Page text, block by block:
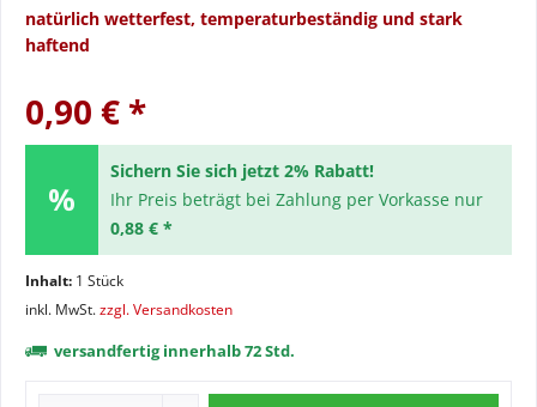
natürlich wetterfest, temperaturbeständig und stark
haftend
0,90 € *
Sichern Sie sich jetzt 2% Rabatt!
Ihr Preis beträgt bei Zahlung per Vorkasse nur
0,88 € *
Inhalt: 1 Stück
inkl. MwSt.zzgl. Versandkosten
versandfertig innerhalb 72 Std.